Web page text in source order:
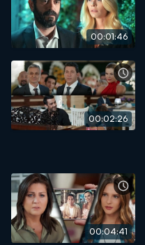
00:01:46
00:02:26
00:04:41